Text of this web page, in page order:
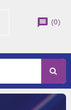
message (0)